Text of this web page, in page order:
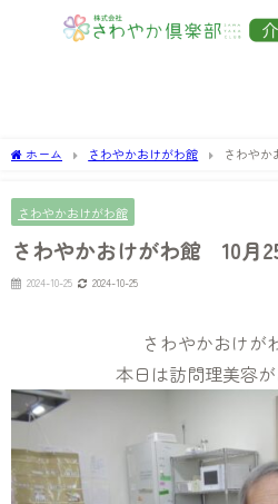
ホーム さわやかおけがわ館 さわや
さわやかおけがわ館
さわやかおけがわ館 10月
2024-10-25 2024-10-25
さわやかおけが
本日は訪問理美容